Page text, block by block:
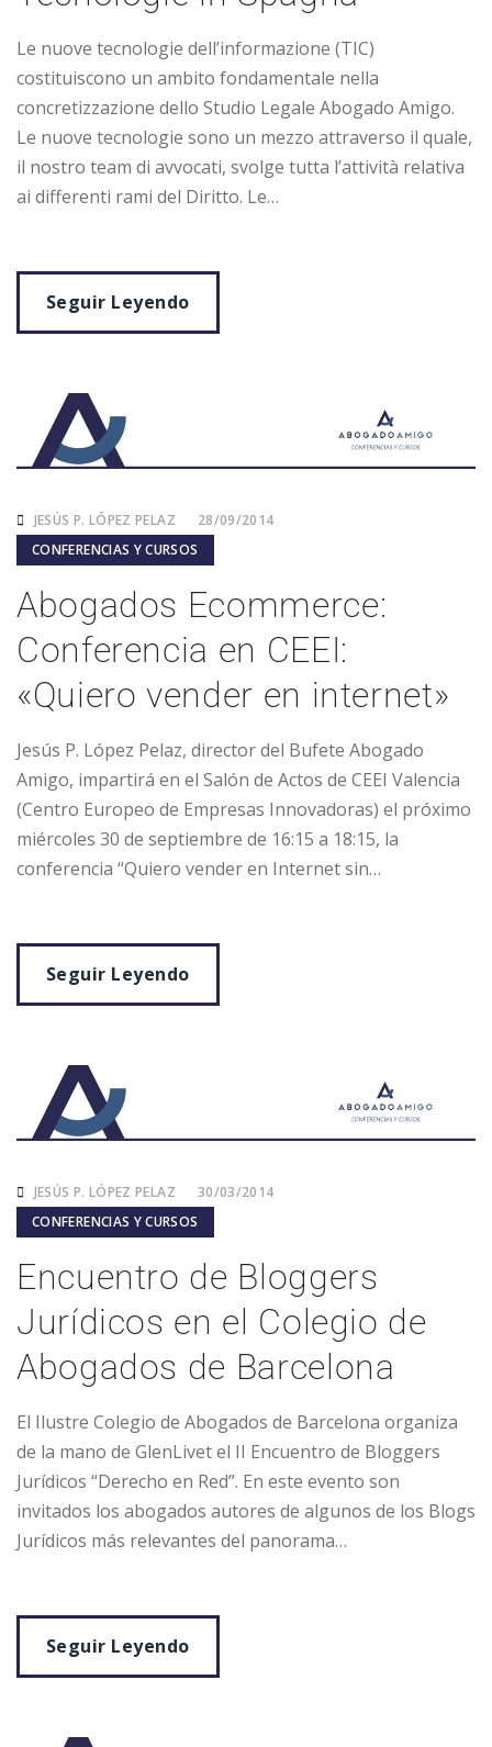
Le nuove tecnologie dell’informazione (TIC)
costituiscono un ambito fondamentale nella
concretizzazione dello Studio Legale Abogado Amigo.
Le nuove tecnologie sono un mezzo attraverso il quale,
il nostro team di avvocati, svolge tutta l’attività relativa
ai differenti rami del Diritto. Le…
Seguir Leyendo
JESÚS P. LÓPEZ PELAZ
28/09/2014
CONFERENCIAS Y CURSOS
Abogados Ecommerce:
Conferencia en CEEI:
«Quiero vender en internet»
Jesús P. López Pelaz, director del Bufete Abogado
Amigo, impartirá en el Salón de Actos de CEEI Valencia
(Centro Europeo de Empresas Innovadoras) el próximo
miércoles 30 de septiembre de 16:15 a 18:15, la
conferencia “Quiero vender en Internet sin…
Seguir Leyendo
JESÚS P. LÓPEZ PELAZ
30/03/2014
CONFERENCIAS Y CURSOS
Encuentro de Bloggers
Jurídicos en el Colegio de
Abogados de Barcelona
El Ilustre Colegio de Abogados de Barcelona organiza
de la mano de GlenLivet el II Encuentro de Bloggers
Jurídicos “Derecho en Red”. En este evento son
invitados los abogados autores de algunos de los Blogs
Jurídicos más relevantes del panorama…
Seguir Leyendo